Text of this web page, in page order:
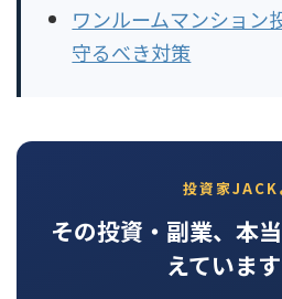
ワンルームマンション
守るべき対策
投資家JACK
その投資・副業、本
えていま